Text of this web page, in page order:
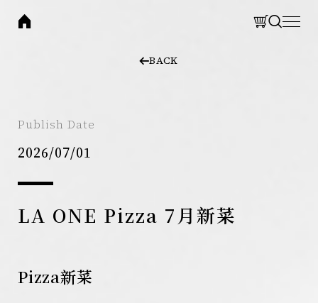
ONE
Pizza
BACK
Publish Date
2026/07/01
LA ONE Pizza 7月新菜
Pizza新菜
網站搜尋
CLOSE
THOMAS CHIEN 法式餐廳
LA ONE Pizza 披薩餐廳
LA ONE Bakery 烘焙坊
EXPLORE